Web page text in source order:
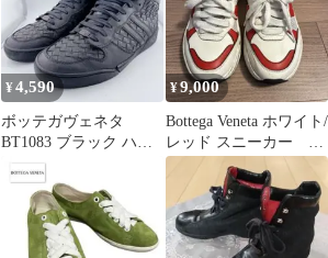
¥4,590
ボッテガヴェネタ
BT1083 ブラック ハイ
カットスニーカー イン
トレチャート
¥9,000
Bottega Veneta ホワイト/
レッド スニーカー
37.5